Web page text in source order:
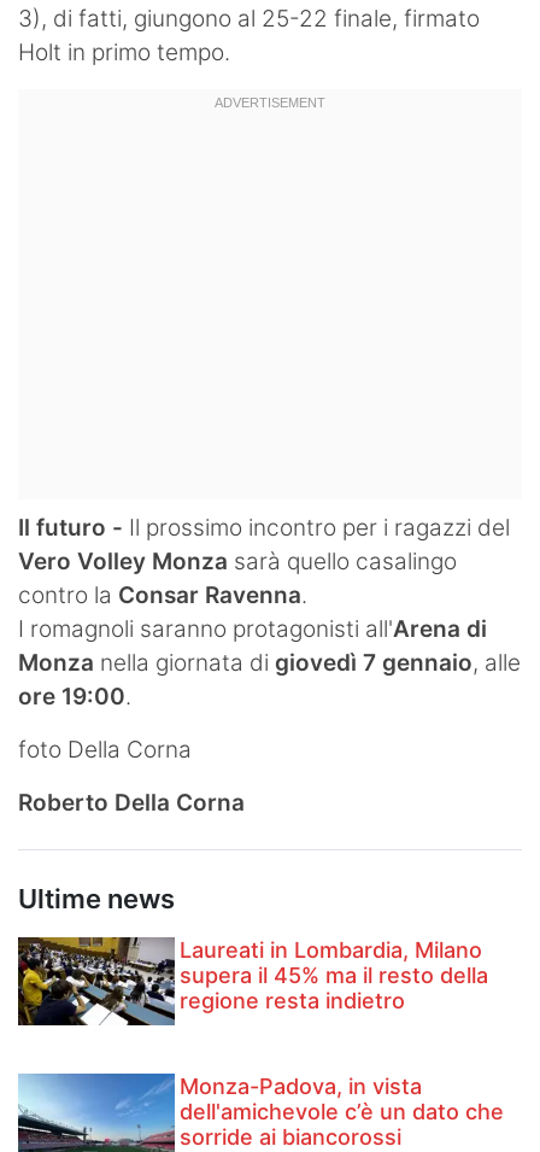
3), di fatti, giungono al 25-22 finale, firmato
Holt in primo tempo.
Il futuro - Il prossimo incontro per i ragazzi del
Vero Volley Monza sarà quello casalingo
contro la Consar Ravenna.
I romagnoli saranno protagonisti all'Arena di
Monza nella giornata di giovedì 7 gennaio, alle
ore 19:00.
foto Della Corna
Roberto Della Corna
Ultime news
Laureati in Lombardia, Milano
supera il 45% ma il resto della
regione resta indietro
Monza-Padova, in vista
dell'amichevole c’è un dato che
sorride ai biancorossi